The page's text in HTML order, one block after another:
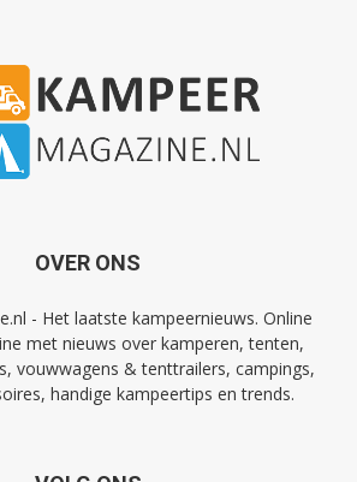
OVER ONS
- Het laatste kampeernieuws. Online
met nieuws over kamperen, tenten,
vouwwagens & tenttrailers, campings,
handige kampeertips en trends.